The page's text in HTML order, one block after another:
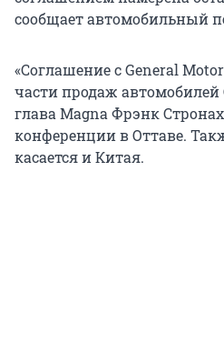
сообщает автомобильный
«Соглашение с General
части продаж
глава Magna Фрэнк
конференции в Оттаве.
касается и Китая.